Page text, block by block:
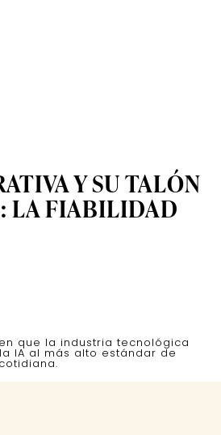
Y SU TALÓN
LA FIABILIDAD
que la industria tecnológica
IA al más alto estándar de